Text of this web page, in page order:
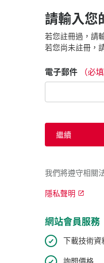
請輸入
若您註冊過，請
若您尚未註冊，
電子郵件 （必
繼續
我們將遵守相關
隱私聲明
網站會員服務
下載技術
詢問價格